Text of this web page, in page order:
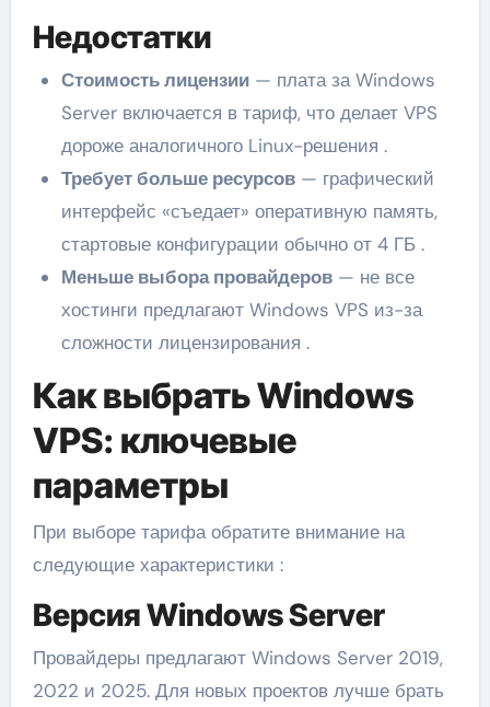
Недостатки
Стоимость лицензии— плата за Windows
Server включается в тариф, что делает VPS
дороже аналогичного Linux-решения .
Требует больше ресурсов— графический
интерфейс «съедает» оперативную память,
стартовые конфигурации обычно от 4 ГБ .
Меньше выбора провайдеров— не все
хостинги предлагают Windows VPS из-за
сложности лицензирования .
Как выбрать Windows
VPS: ключевые
параметры
При выборе тарифа обратите внимание на
следующие характеристики :
Версия Windows Server
Провайдеры предлагают Windows Server 2019,
2022 и 2025. Для новых проектов лучше брать